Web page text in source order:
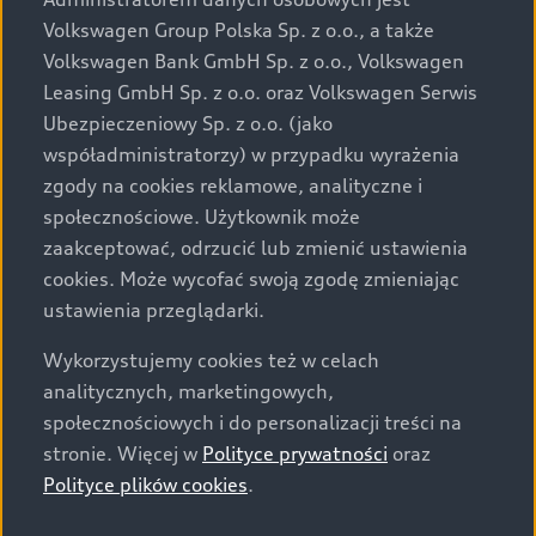
Volkswagen Group Polska Sp. z o.o., a także
Volkswagen Bank GmbH Sp. z o.o., Volkswagen
Leasing GmbH Sp. z o.o. oraz Volkswagen Serwis
Ubezpieczeniowy Sp. z o.o. (jako
współadministratorzy) w przypadku wyrażenia
zgody na cookies reklamowe, analityczne i
społecznościowe. Użytkownik może
zaakceptować, odrzucić lub zmienić ustawienia
cookies. Może wycofać swoją zgodę zmieniając
ustawienia przeglądarki.
Wykorzystujemy cookies też w celach
analitycznych, marketingowych,
społecznościowych i do personalizacji treści na
stronie. Więcej w Polityce prywatności oraz
Polityce plików cookies.
przewidzianej na rynek polski. Zamieszczone zdjęcia
mogą przedstawiać wyposażenie opcjonalne, dostępne
za dopłatą. Wiążące ustalenie ceny, wyposażenia i
specyfikacji pojazdu następują w umowie sprzedaży, a
określenie parametrów technicznych zawiera
świadectwo homologacji typu pojazdu. Zastrzegamy
sobie prawo do zmian i pomyłek. Wszelkie informacje
prezentowane na stronie są aktualne na dzień ich
zamieszczania. W celu uzyskania najnowszych
informacji prosimy kontaktować się z Partnerem Marki
Audi.
Wszystkie produkowane obecnie samochody marki Audi
są wykonywane z materiałów spełniających pod
względem możliwości odzysku i recyklingu wymagania
określone w normie ISO 22628 i są zgodne z
europejskimi świadectwami homologacji wydanymi wg